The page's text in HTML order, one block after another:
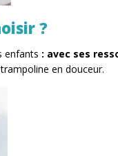
?
enfants : avec ses
en douceur.